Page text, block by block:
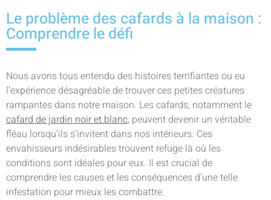
Le problème des cafards à la maison :
Comprendre le défi
Nous avons tous entendu des histoires terrifiantes ou eu
l’expérience désagréable de trouver ces petites créatures
rampantes dans notre maison. Les cafards, notamment le
cafard de jardin noir et blanc, peuvent devenir un véritable
fléau lorsqu’ils s’invitent dans nos intérieurs. Ces
envahisseurs indésirables trouvent refuge là où les
conditions sont idéales pour eux. Il est crucial de
comprendre les causes et les conséquences d’une telle
infestation pour mieux les combattre.